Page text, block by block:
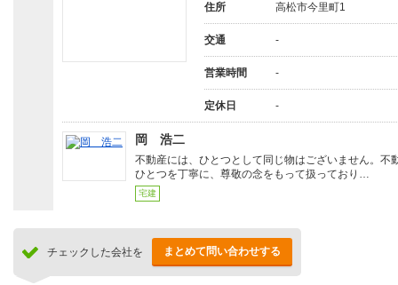
住所 高松市今里町1
交通 -
営業時間 -
定休日 -
岡 浩二
不動産には、ひとつとして同じ物はございません。不
ひとつを丁寧に、尊敬の念をもって扱っており…
宅建
チェックした会社を まとめて問い合わせする